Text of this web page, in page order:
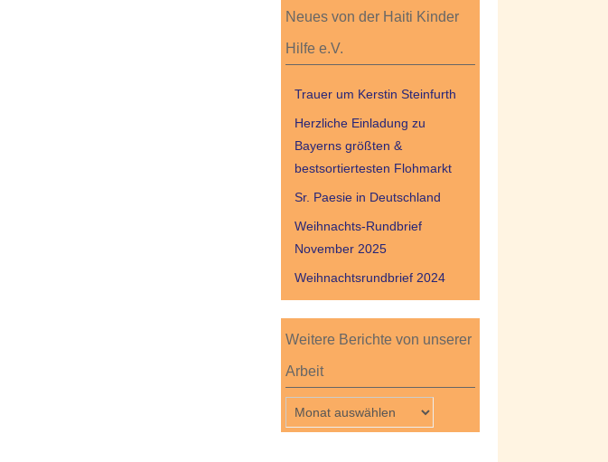
Neues von der Haiti Kinder
Hilfe e.V.
Trauer um Kerstin Steinfurth
Herzliche Einladung zu
Bayerns größten &
bestsortiertesten Flohmarkt
Sr. Paesie in Deutschland
Weihnachts-Rundbrief
November 2025
Weihnachtsrundbrief 2024
Weitere Berichte von unserer
Arbeit
Weitere
Berichte